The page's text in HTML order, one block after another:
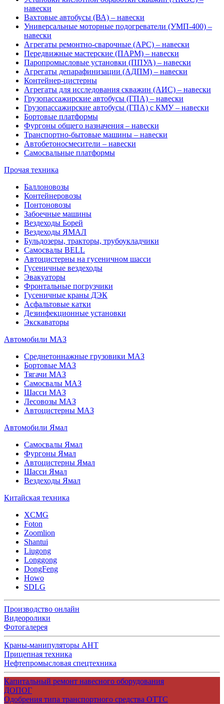
навески
Вахтовые автобусы (ВА) – навески
Универсальные моторные подогреватели (УМП-400) –
навески
Агрегаты ремонтно-сварочные (АРС) – навески
Передвижные мастерские (ПАРМ) – навески
Паропромысловые установки (ППУА) – навески
Агрегаты депарафинизации (АДПМ) – навески
Контейнер-цистерны
Агрегаты для исследования скважин (АИС) – навески
Грузопассажирские автобусы (ГПА) – навески
Грузопассажирские автобусы (ГПА) с КМУ – навески
Бортовые платформы
Фургоны общего назначения – навески
Транспортно-бытовые машины – навески
Автобетоносмесители – навески
Самосвальные платформы
Прочая техника
Баллоновозы
Контейнеровозы
Понтоновозы
Забоечные машины
Вездеходы Борей
Вездеходы ЯМАЛ
Бульдозеры, тракторы, трубоукладчики
Самосвалы BELL
Автоцистерны на гусеничном шасси
Гусеничные вездеходы
Эвакуаторы
Фронтальные погрузчики
Гусеничные краны ДЭК
Асфальтовые катки
Дезинфекционные установки
Экскаваторы
Автомобили МАЗ
Среднетоннажные грузовики МАЗ
Бортовые МАЗ
Тягачи МАЗ
Самосвалы МАЗ
Шасси МАЗ
Лесовозы МАЗ
Автоцистерны МАЗ
Автомобили Ямал
Самосвалы Ямал
Фургоны Ямал
Автоцистерны Ямал
Шасси Ямал
Вездеходы Ямал
Китайская техника
XCMG
Foton
Zoomlion
Shantui
Liugong
Longgong
DongFeng
Howo
SDLG
Производство онлайн
Видеоролики
Фотогалерея
Краны-манипуляторы АНТ
Прицепная техника
Нефтепромысловая спецтехника
Капитальный ремонт навесного оборудования
ДОПОГ
Одобрения типа транспортного средства ОТТС